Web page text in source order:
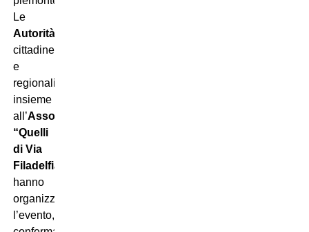
Le
Autorità
cittadine
e
regionali,
insieme
all’Associazione
“Quelli
di Via
Filadelfia”
hanno
organizzato
l’evento,